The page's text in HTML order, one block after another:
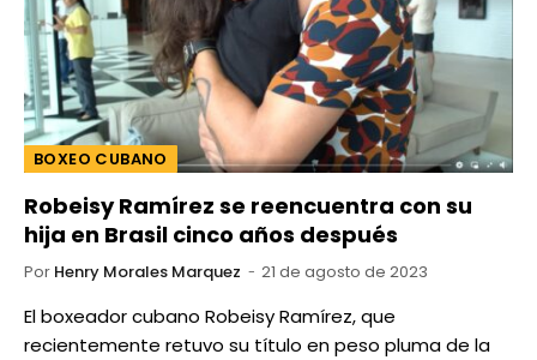
BOXEO CUBANO
Robeisy Ramírez se reencuentra con su
hija en Brasil cinco años después
Por Henry Morales Marquez 21 de agosto de 2023
El boxeador cubano Robeisy Ramírez, que
recientemente retuvo su título en peso pluma de la